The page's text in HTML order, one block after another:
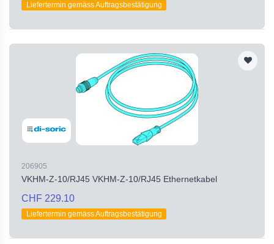
Liefertermin gemäss Auftragsbestätigung
206905
VKHM-Z-10/RJ45 VKHM-Z-10/RJ45 Ethernetkabel
CHF 229.10
Liefertermin gemäss Auftragsbestätigung